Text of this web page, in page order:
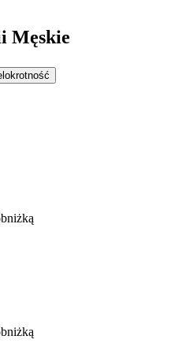
Męskie